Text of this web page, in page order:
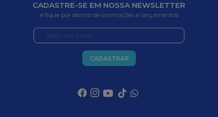
CADASTRE-SE EM NOSSA NEWSLETTER
e fique por dentro de promoções e lançamentos
CADASTRAR